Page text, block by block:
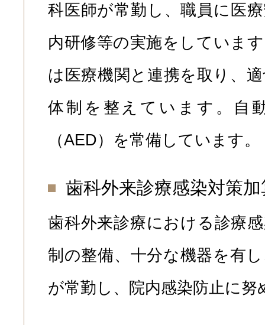
科医師が常勤し、職員に医
内研修等の実施をしていま
は医療機関と連携を取り、
体制を整えています。自
（AED）を常備しています。
歯科外来診療感染対策加
歯科外来診療における診療
制の整備、十分な機器を有
が常勤し、院内感染防止に努